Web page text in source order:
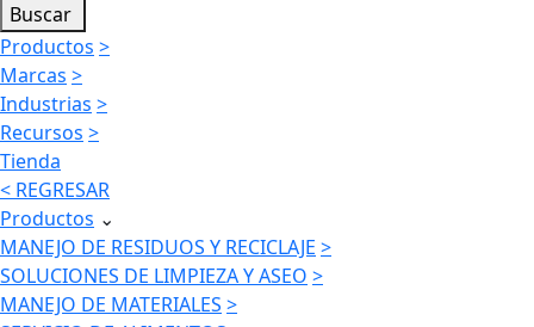
Buscar
Productos >
Marcas >
Industrias >
Recursos >
Tienda
< REGRESAR
Productos ⌄
MANEJO DE RESIDUOS Y RECICLAJE >
SOLUCIONES DE LIMPIEZA Y ASEO >
MANEJO DE MATERIALES >